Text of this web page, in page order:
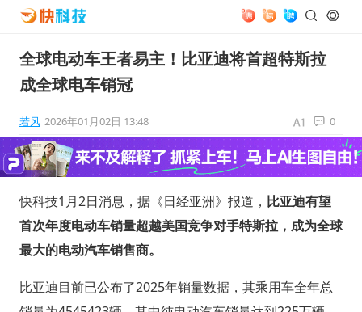
全球电动车王者易主！比亚迪将首超特斯拉
成全球电车销冠
若风 2026年01月02日 13:48 0
快科技1月2日消息，据《日经亚洲》报道， 比亚迪有望
首次年度电动车销量超越美国竞争对手特斯拉，成为全球
最大的电动汽车销售商。
比亚迪目前已公布了2025年销量数据，其乘用车全年总